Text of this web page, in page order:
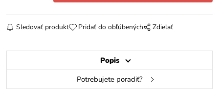
Sledovať produkt Pridať do obľúbených Zdielať
Popis
Potrebujete poradiť?